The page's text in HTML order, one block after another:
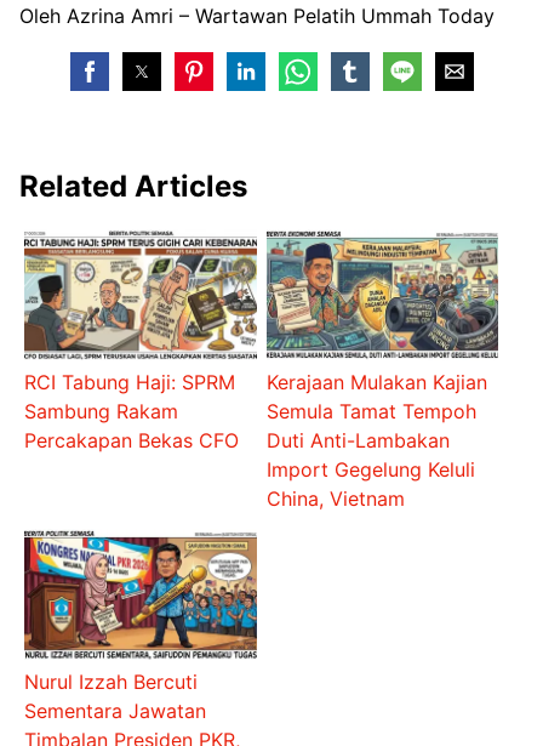
Oleh Azrina Amri – Wartawan Pelatih Ummah Today
Related Articles
RCI Tabung Haji: SPRM
Sambung Rakam
Percakapan Bekas CFO
Kerajaan Mulakan Kajian
Semula Tamat Tempoh
Duti Anti-Lambakan
Import Gegelung Keluli
China, Vietnam
Nurul Izzah Bercuti
Sementara Jawatan
Timbalan Presiden PKR,